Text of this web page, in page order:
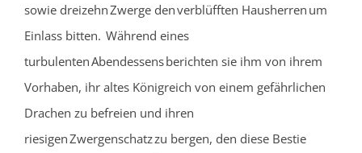
sowie dreizehn Zwerge den verblüfften Hausherren um
Einlass bitten. Während eines
turbulenten Abendessens berichten sie ihm von ihrem
Vorhaben, ihr altes Königreich von einem gefährlichen
Drachen zu befreien und ihren
riesigen Zwergenschatz zu bergen, den diese Bestie